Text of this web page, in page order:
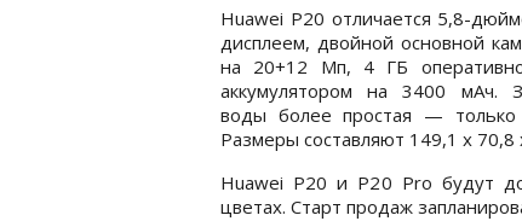
Huawei P20 отличается 5,8-
дисплеем, двойной основной
на 20+12 Мп, 4 ГБ
аккумулятором на 3400 мАч.
воды более простая — только
Размеры составляют 149,1 х
Huawei P20 и P20 Pro будут
цветах. Старт продаж